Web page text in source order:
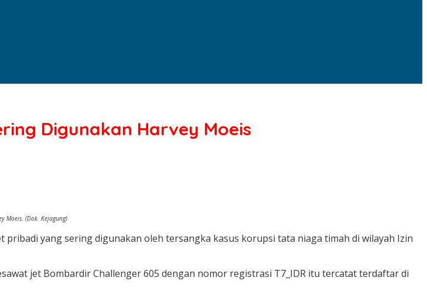
Digunakan Harvey Moeis
Moeis. (Dok. Kejagung)
yang sering digunakan oleh tersangka kasus korupsi tata niaga timah di wilayah Izin
jet Bombardir Challenger 605 dengan nomor registrasi T7_IDR itu tercatat terdaftar di